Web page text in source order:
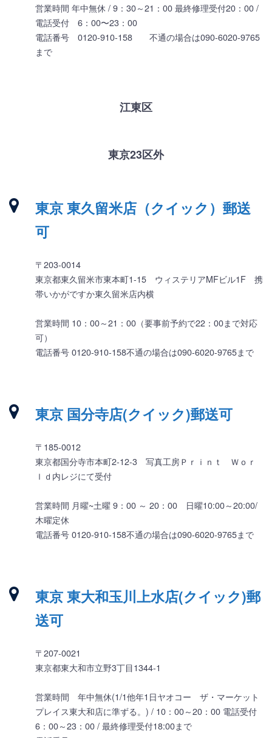
営業時間 年中無休 / 9：30～21：00 最終修理受付20：00 /
電話受付 6：00〜23：00
電話番号 0120-910-158 不通の場合は090-6020-9765
まで
江東区
東京23区外
東京 東久留米店（クイック）郵送
可
〒203-0014
東京都東久留米市東本町1-15 ウィステリアMFビル1F 携
帯いかがですか東久留米店内横
営業時間 10：00～21：00（要事前予約で22：00まで対応
可）
電話番号 0120-910-158不通の場合は090-6020-9765まで
東京 国分寺店(クイック)郵送可
〒185-0012
東京都国分寺市本町2-12-3 写真工房Ｐｒｉｎｔ Ｗｏｒ
ｌｄ内レジにて受付
営業時間 月曜~土曜 9：00 ～ 20：00 日曜10:00～20:00/
木曜定休
電話番号 0120-910-158不通の場合は090-6020-9765まで
東京 東大和玉川上水店(クイック)郵
送可
〒207-0021
東京都東大和市立野3丁目1344-1
営業時間 年中無休(1/1他年1日ヤオコー ザ・マーケット
プレイス東大和店に準ずる。) / 10：00～20：00 電話受付
6：00～23：00 / 最終修理受付18:00まで